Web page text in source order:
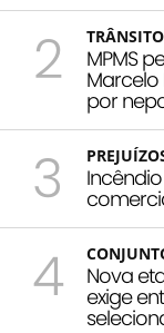
2 MPMS
por
3
4 Nova
exige